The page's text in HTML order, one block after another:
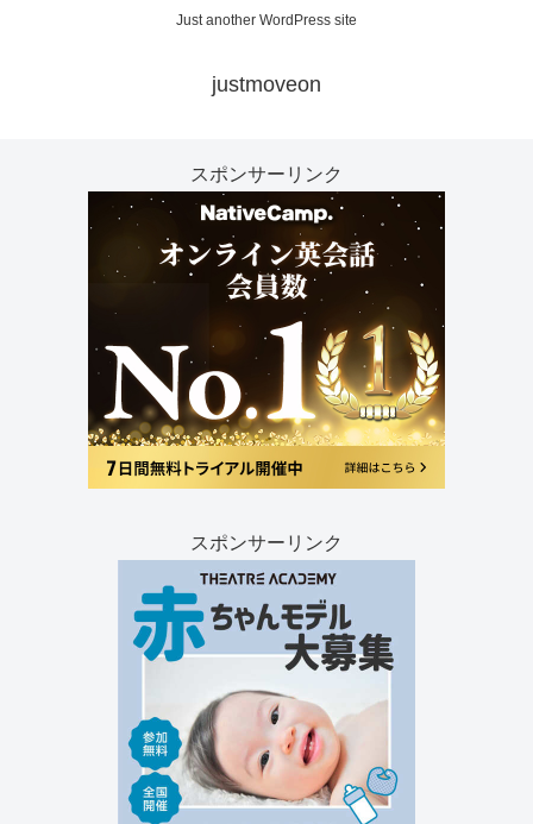
Just another WordPress site
justmoveon
スポンサーリンク
スポンサーリンク